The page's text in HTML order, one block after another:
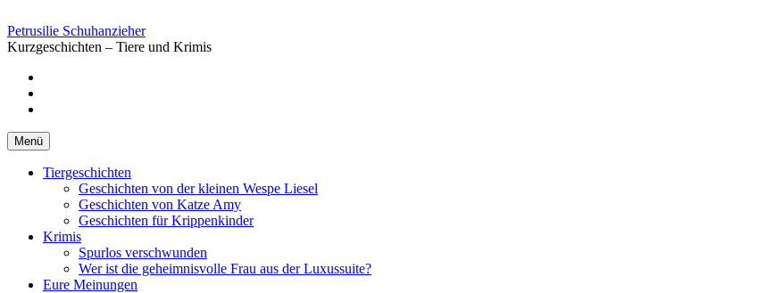
zum
Inhalt
Petrusilie Schuhanzieher
Kurzgeschichten – Tiere und Krimis
Menü
Tiergeschichten
Geschichten von der kleinen Wespe Liesel
Geschichten von Katze Amy
Geschichten für Krippenkinder
Krimis
Spurlos verschwunden
Wer ist die geheimnisvolle Frau aus der Luxussuite?
Eure Meinungen